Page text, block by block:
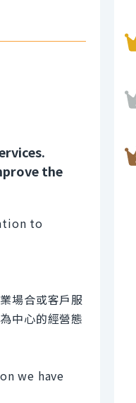
the
to
場合或客戶服
中心的經營態
we have